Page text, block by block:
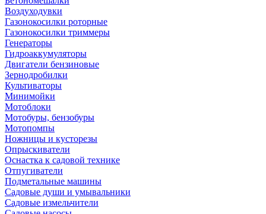
Воздуходувки
Газонокосилки роторные
Газонокосилки триммеры
Генераторы
Гидроаккумуляторы
Двигатели бензиновые
Зернодробилки
Культиваторы
Минимойки
Мотоблоки
Мотобуры, бензобуры
Мотопомпы
Ножницы и кусторезы
Опрыскиватели
Оснастка к садовой технике
Отпугиватели
Подметальные машины
Садовые души и умывальники
Садовые измельчители